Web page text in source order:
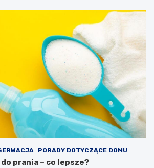
PORADY DOTYCZĄCE DOMU
prania – co lepsze?